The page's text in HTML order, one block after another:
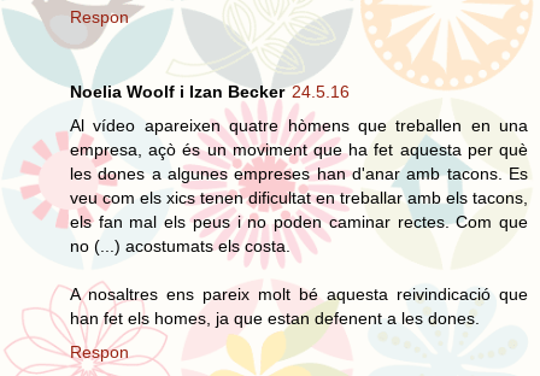
Respon
Noelia Woolf i Izan Becker 24.5.16
Al vídeo apareixen quatre hòmens que treballen en una
empresa, açò és un moviment que ha fet aquesta per què
les dones a algunes empreses han d'anar amb tacons. Es
veu com els xics tenen dificultat en treballar amb els tacons,
els fan mal els peus i no poden caminar rectes. Com que
no (...) acostumats els costa.
A nosaltres ens pareix molt bé aquesta reivindicació que
han fet els homes, ja que estan defenent a les dones.
Respon